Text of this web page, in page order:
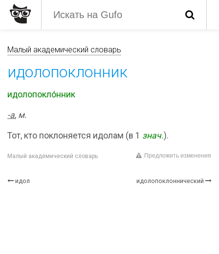
Малый академический словарь
идолопоклонник
идолопокло́нник
-а, м.
Тот, кто поклоняется идолам (в 1 знач.).
Малый академический словарь Предложить изменения
идол идолопоклоннический